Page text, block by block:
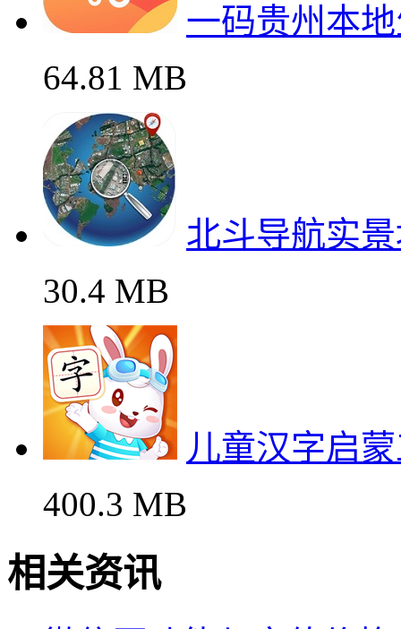
一码贵州本
64.81 MB
北斗导航实
30.4 MB
儿童汉字启
400.3 MB
相关资讯